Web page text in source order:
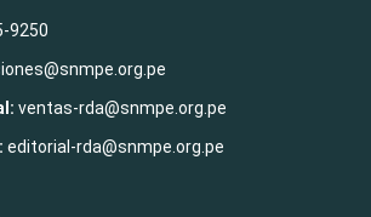
9250
ventas-rda@snmpe.org.pe
editorial-rda@snmpe.org.pe